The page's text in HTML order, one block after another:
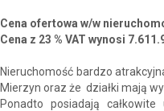
Cena ofertowa w/w
Cena z 23 % VAT wynosi
Nieruchomość bardzo
Mierzyn oraz że działki mają
Ponadto posiadają